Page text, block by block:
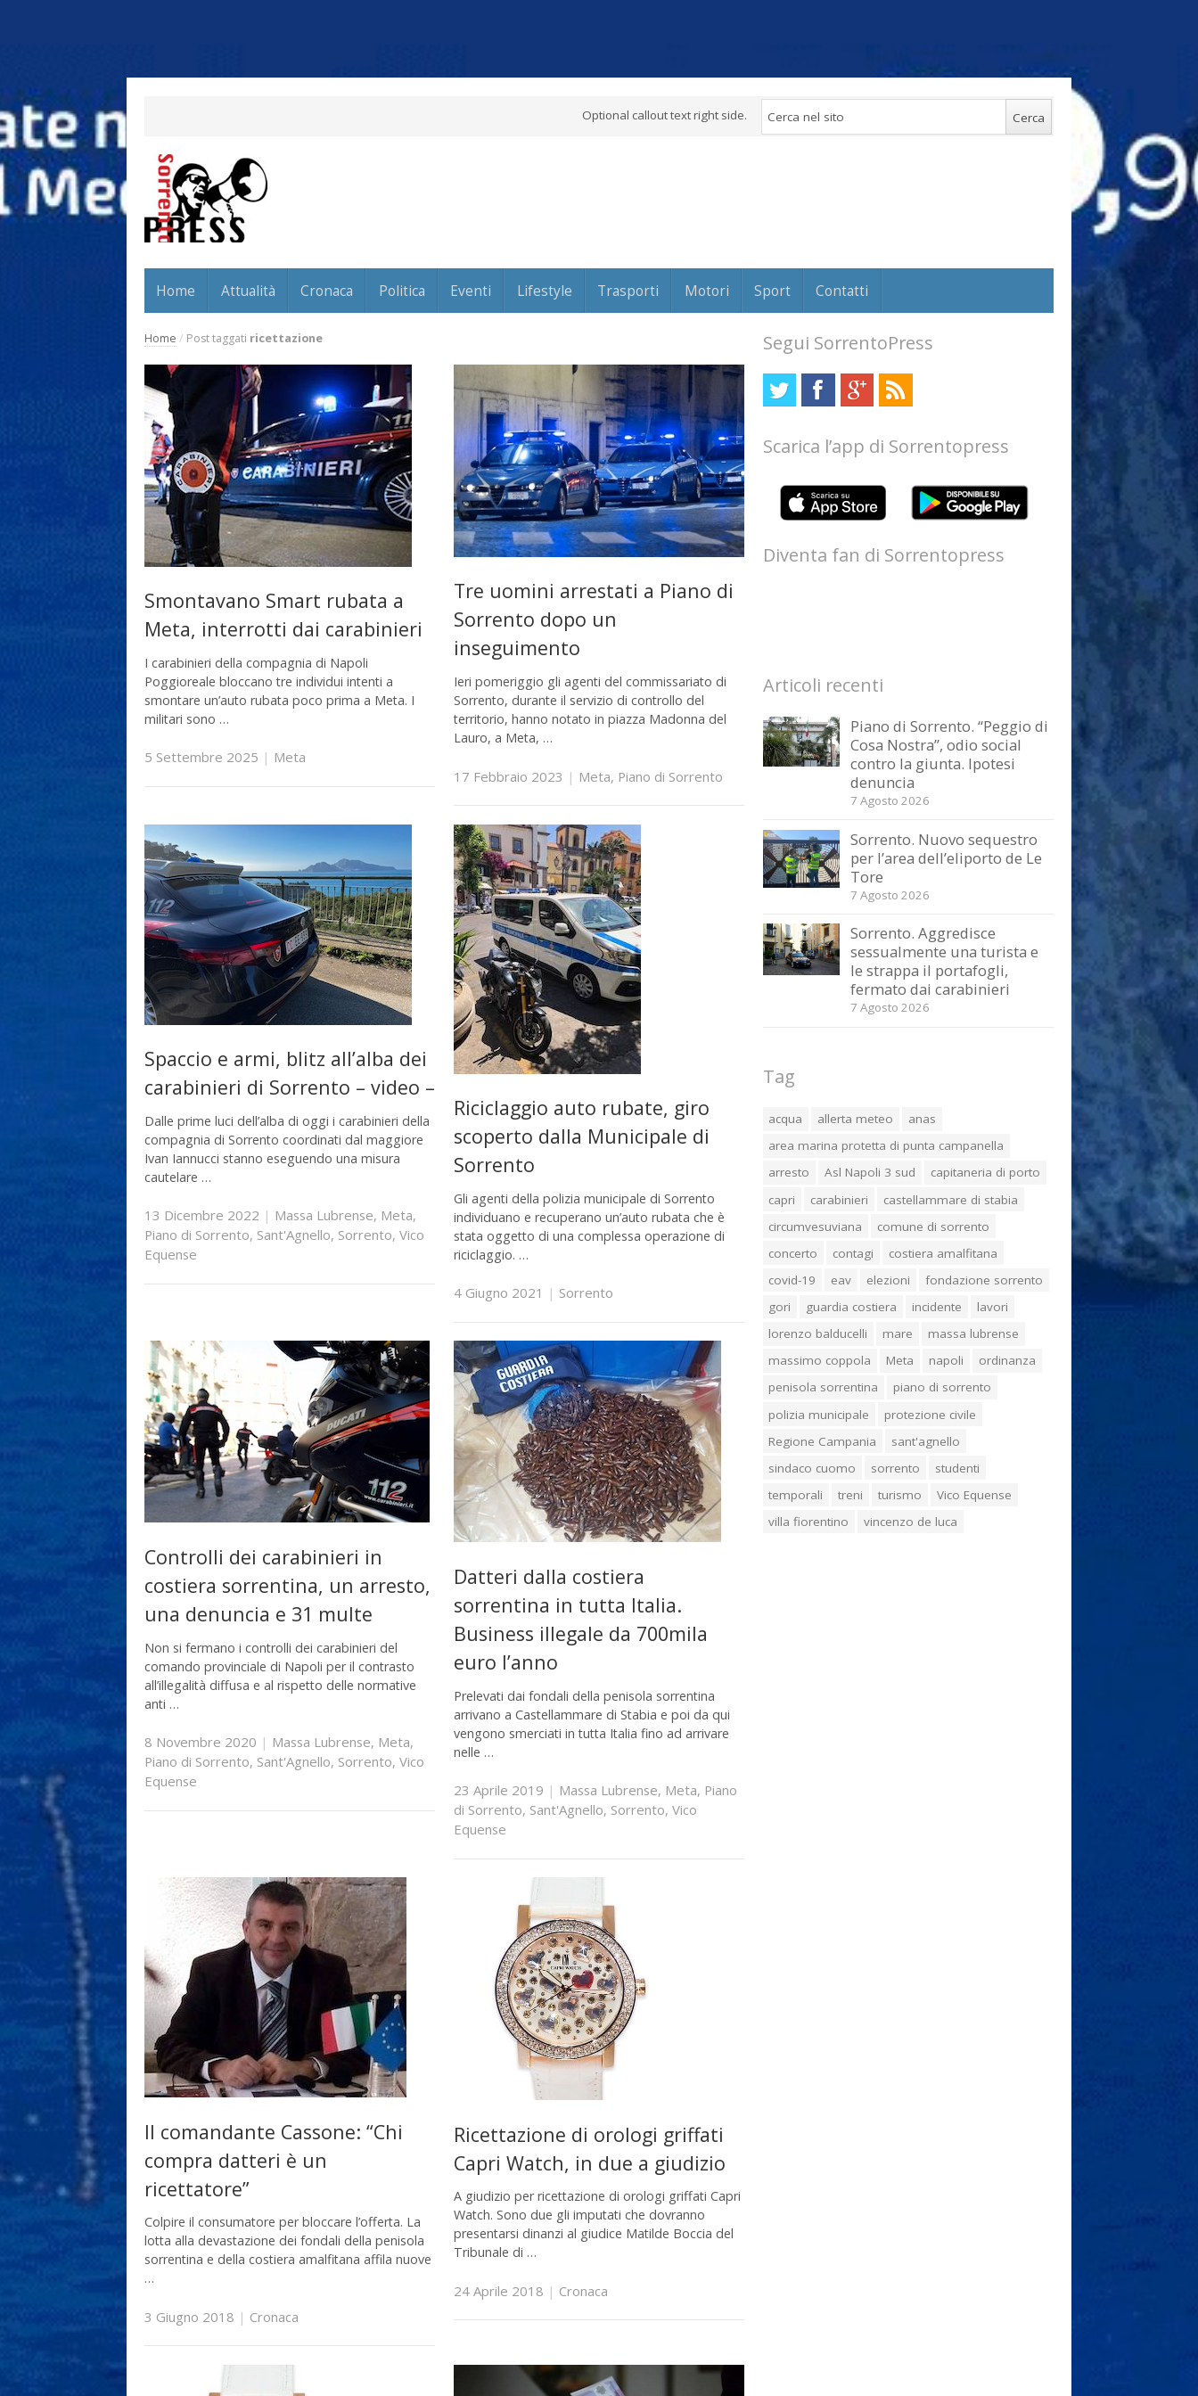
Optional callout text right side.
Home Attualità Cronaca Politica Eventi Lifestyle Trasporti Motori Sport Contatti
Home / Post taggati ricettazione
Smontavano Smart rubata a
Meta, interrotti dai carabinieri
I carabinieri della compagnia di Napoli
Poggioreale bloccano tre individui intenti a
smontare un’auto rubata poco prima a Meta. I
militari sono …
5 Settembre 2025 | Meta
Tre uomini arrestati a Piano di
Sorrento dopo un
inseguimento
Ieri pomeriggio gli agenti del commissariato di
Sorrento, durante il servizio di controllo del
territorio, hanno notato in piazza Madonna del
Lauro, a Meta, …
17 Febbraio 2023 | Meta, Piano di Sorrento
Spaccio e armi, blitz all’alba dei
carabinieri di Sorrento – video –
Dalle prime luci dell’alba di oggi i carabinieri della
compagnia di Sorrento coordinati dal maggiore
Ivan Iannucci stanno eseguendo una misura
cautelare …
13 Dicembre 2022 | Massa Lubrense, Meta,
Piano di Sorrento, Sant'Agnello, Sorrento, Vico
Equense
Riciclaggio auto rubate, giro
scoperto dalla Municipale di
Sorrento
Gli agenti della polizia municipale di Sorrento
individuano e recuperano un’auto rubata che è
stata oggetto di una complessa operazione di
riciclaggio. …
4 Giugno 2021 | Sorrento
Controlli dei carabinieri in
costiera sorrentina, un arresto,
una denuncia e 31 multe
Non si fermano i controlli dei carabinieri del
comando provinciale di Napoli per il contrasto
all’illegalità diffusa e al rispetto delle normative
anti …
8 Novembre 2020 | Massa Lubrense, Meta,
Piano di Sorrento, Sant'Agnello, Sorrento, Vico
Equense
Datteri dalla costiera
sorrentina in tutta Italia.
Business illegale da 700mila
euro l’anno
Prelevati dai fondali della penisola sorrentina
arrivano a Castellammare di Stabia e poi da qui
vengono smerciati in tutta Italia fino ad arrivare
nelle …
23 Aprile 2019 | Massa Lubrense, Meta, Piano
di Sorrento, Sant'Agnello, Sorrento, Vico
Equense
Il comandante Cassone: “Chi
compra datteri è un
ricettatore”
Colpire il consumatore per bloccare l’offerta. La
lotta alla devastazione dei fondali della penisola
sorrentina e della costiera amalfitana affila nuove
…
3 Giugno 2018 | Cronaca
Ricettazione di orologi griffati
Capri Watch, in due a giudizio
A giudizio per ricettazione di orologi griffati Capri
Watch. Sono due gli imputati che dovranno
presentarsi dinanzi al giudice Matilde Boccia del
Tribunale di …
24 Aprile 2018 | Cronaca
Segui SorrentoPress
Scarica l’app di Sorrentopress
Diventa fan di Sorrentopress
Articoli recenti
Piano di Sorrento. “Peggio di
Cosa Nostra”, odio social
contro la giunta. Ipotesi
denuncia
7 Agosto 2026
Sorrento. Nuovo sequestro
per l’area dell’eliporto de Le
Tore
7 Agosto 2026
Sorrento. Aggredisce
sessualmente una turista e
le strappa il portafogli,
fermato dai carabinieri
7 Agosto 2026
Tag
acqua allerta meteo
anas
area marina protetta di punta campanella
arresto
Asl Napoli 3 sud
capitaneria di porto
capri
carabinieri
castellammare di stabia
circumvesuviana
comune di sorrento
concerto
contagi
costiera amalfitana
covid-19
eav elezioni
fondazione sorrento
gori
guardia costiera incidente
lavori
lorenzo balducelli
mare
massa lubrense
massimo coppola
Meta napoli
ordinanza
penisola sorrentina
piano di sorrento
polizia municipale
protezione civile
Regione Campania
sant'agnello
sindaco cuomo
sorrento
studenti
temporali
treni turismo
Vico Equense
villa fiorentino
vincenzo de luca